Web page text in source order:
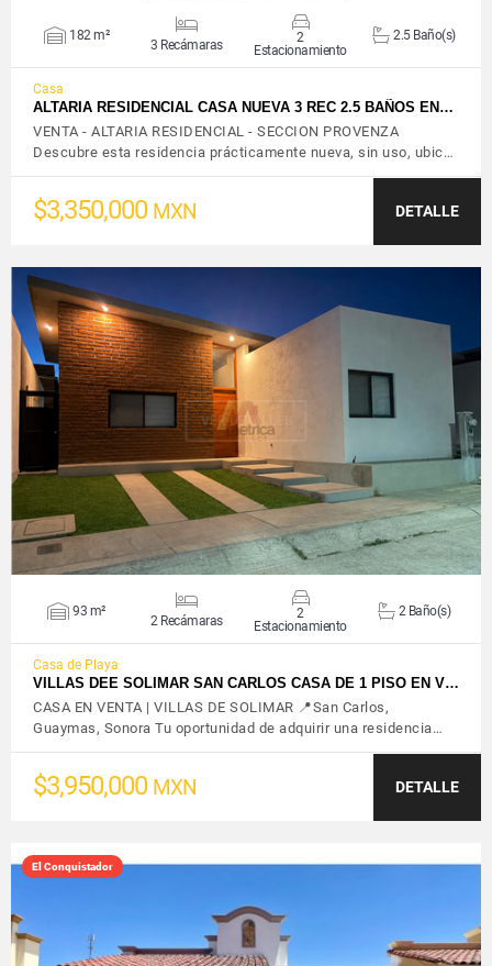
182 m²
3 Recámaras
2
Estacionamiento
2.5 Baño(s)
Casa
ALTARIA RESIDENCIAL CASA NUEVA 3 REC 2.5 BAÑOS EN…
VENTA - ALTARIA RESIDENCIAL - SECCION PROVENZA
Descubre esta residencia prácticamente nueva, sin uso, ubic…
$3,350,000 MXN DETALLE
VER DETALLES
93 m²
2 Recámaras
2
Estacionamiento
2 Baño(s)
Casa de Playa
VILLAS DEE SOLIMAR SAN CARLOS CASA DE 1 PISO EN V…
CASA EN VENTA | VILLAS DE SOLIMAR 📍San Carlos,
Guaymas, Sonora Tu oportunidad de adquirir una residencia…
$3,950,000 MXN DETALLE
El Conquistador